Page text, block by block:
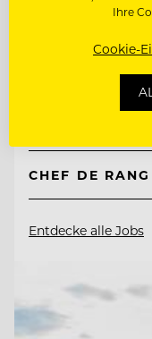
Hotel
Entdecke alle Jobs
Ihre
Cookie-